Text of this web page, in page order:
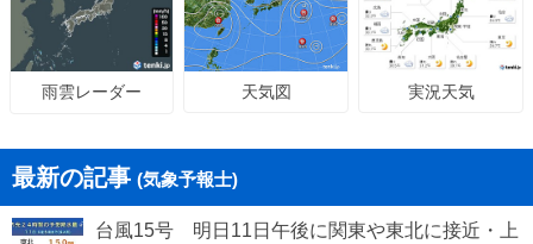
雨雲レーダー 天気図 実況天気
最新の記事 (気象予報士)
台風15号 明日11日午後に関東や東北に接近・上